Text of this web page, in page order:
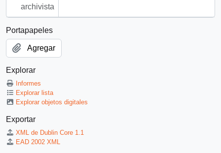
archivista
Portapapeles
Agregar
Explorar
Informes
Explorar lista
Explorar objetos digitales
Exportar
XML de Dublin Core 1.1
EAD 2002 XML